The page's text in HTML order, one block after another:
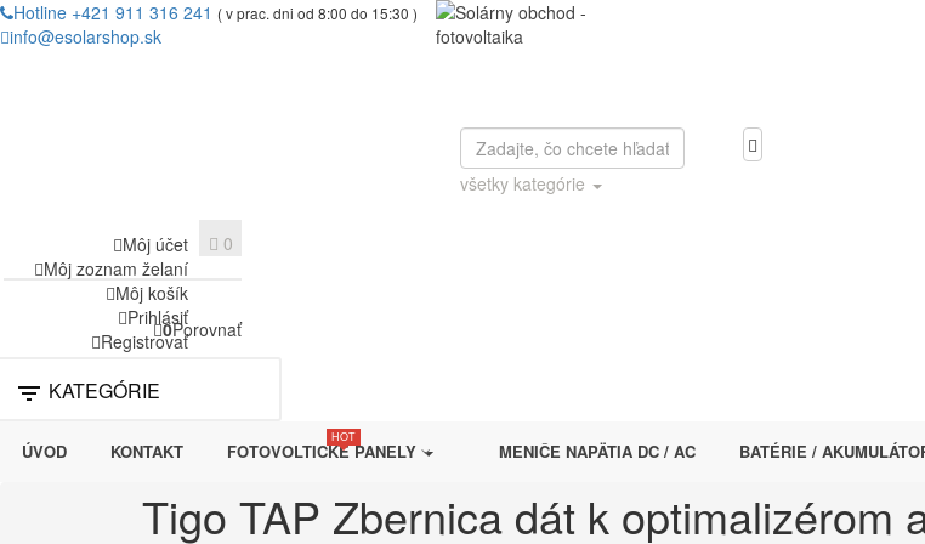
Hotline +421 911 316 241 ( v prac. dni od 8:00 do 15:30 )
info@esolarshop.sk
všetky kategórie
Môj účet
Môj zoznam želaní
Môj košík
Prihlásiť
Registrovať
0
0Porovnať
 KATEGÓRIE
ÚVOD KONTAKT FOTOVOLTICKÉ PANELY
HOT
MENIČE NAPÄTIA DC / AC BATÉRIE /
Tigo TAP Zbernica dát k optimalizérom